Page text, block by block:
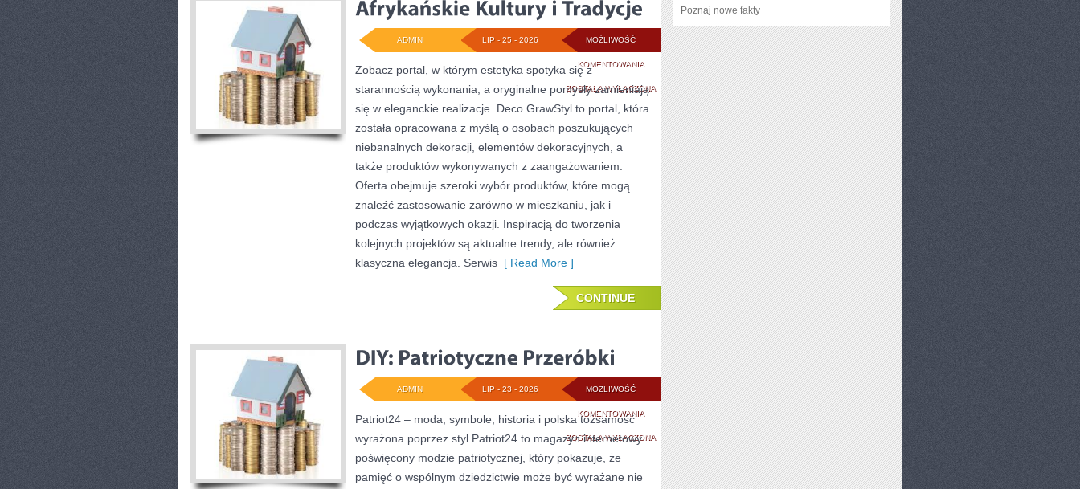
MOŻLIWOŚĆ
KOMENTOWANIAAFRYKAŃSKIE
KULTURY
I
TRADYCJE
ZOSTAŁA WYŁĄCZONA
LIP - 25 - 2026
ADMIN
Zobacz portal, w którym estetyka spotyka się z
starannością wykonania, a oryginalne pomysły zamieniają
się w eleganckie realizacje. Deco GrawStyl to portal, która
została opracowana z myślą o osobach poszukujących
niebanalnych dekoracji, elementów dekoracyjnych, a
także produktów wykonywanych z zaangażowaniem.
Oferta obejmuje szeroki wybór produktów, które mogą
znaleźć zastosowanie zarówno w mieszkaniu, jak i
podczas wyjątkowych okazji. Inspiracją do tworzenia
kolejnych projektów są aktualne trendy, ale również
klasyczna elegancja. Serwis [ Read More ]
CONTINUE
MOŻLIWOŚĆ
KOMENTOWANIADIY:
PATRIOTYCZNE
PRZERÓBKI
ZOSTAŁA WYŁĄCZONA
LIP - 23 - 2026
ADMIN
Patriot24 – moda, symbole, historia i polska tożsamość
wyrażona poprzez styl Patriot24 to magazyn internetowy
poświęcony modzie patriotycznej, który pokazuje, że
pamięć o wspólnym dziedzictwie może być wyrażane nie
Poznaj nowe fakty